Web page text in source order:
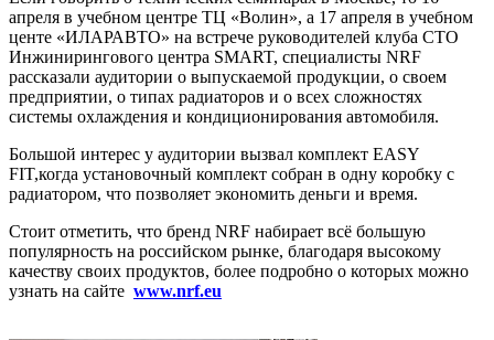
апреля в учебном центре ТЦ «Волин», а 17 апреля в учебном
центе «ИЛАРАВТО» на встрече руководителей клуба СТО
Инжинирингового центра SMART, специалисты NRF
рассказали аудитории о выпускаемой продукции, о своем
предприятии, о типах радиаторов и о всех сложностях
системы охлаждения и кондиционирования автомобиля.
Большой интерес у аудитории вызвал комплект EASY
FIT,когда установочный комплект собран в одну коробку с
радиатором, что позволяет экономить деньги и время.
Стоит отметить, что бренд NRF набирает всё большую
популярность на российском рынке, благодаря высокому
качеству своих продуктов, более подробно о которых можно
узнать на сайте www.nrf.eu